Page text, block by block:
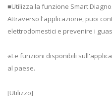
■Utilizza la funzione Smart
Attraverso l'applicazione, puoi
elettrodomestici e prevenire i
※Le funzioni disponibili
al paese.
[Utilizzo]